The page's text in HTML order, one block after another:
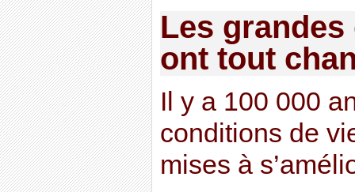
Les
ont tout
Il y a 100 000
conditions de
mises à